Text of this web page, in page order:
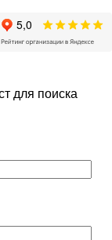
для поиска